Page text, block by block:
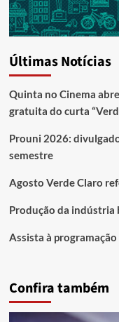
Últimas Notícias
Quinta no Cinema
gratuita do curta
Prouni 2026:
semestre
Agosto Verde Claro
Produção da indústria
Assista à
Confira também